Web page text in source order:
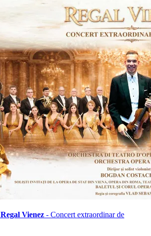
Regal Vienez - Concert extraordinar de